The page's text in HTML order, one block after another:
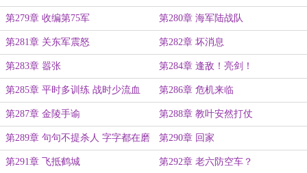
第279章 收编第75军 第280章 海军陆战队
第281章 关东军震怒 第282章 坏消息
第283章 嚣张 第284章 逢敌！亮剑！
第285章 平时多训练 战时少流血 第286章 危机来临
第287章 金陵手谕 第288章 教叶安然打仗
第289章 句句不提杀人 字字都在磨
刀
第290章 回家
第291章 飞抵鹤城 第292章 老六防空车？